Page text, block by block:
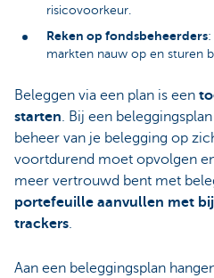
risicovoorkeur.
Reken op fondsbeheerders
markten nauw op en sturen
Beleggen via een plan is een
starten. Bij een
beheer van je belegging op
voortdurend moet opvolgen
meer vertrouwd bent met
portefeuille aanvullen met
trackers.
Aan een beleggingsplan